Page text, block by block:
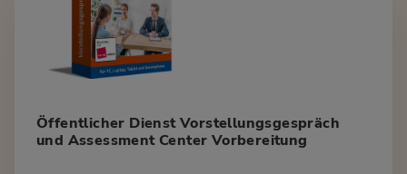
Öffentlicher Dienst Vorstellungsgespräch
und Assessment Center Vorbereitung